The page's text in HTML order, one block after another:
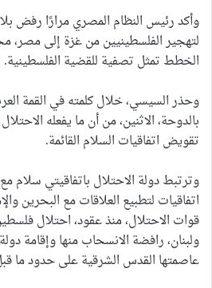
وأكد رئيس النظام المصري مرارًا رفض
لتهجير الفلسطينيين من غزة إلى مصر،
الخطط تمثل تصفية للقضية الفلسطينية.
وحذر السيسي، خلال كلمته في القمة
بالدوحة، الاثنين، من أن ما يفعله
تقويض اتفاقيات السلام القائمة.
وترتبط دولة الاحتلال باتفاقيتي سلام
اتفاقيات لتطبيع العلاقات مع البحرين
قوات الاحتلال، منذ عقود، احتلال
ولبنان، رافضة الانسحاب منها وإقامة
عاصمتها القدس الشرقية على حدود ما قبل